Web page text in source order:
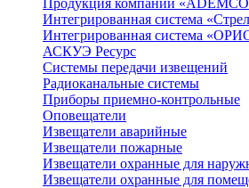
Продукция компании
Интегрированная система
Интегрированная система
АСКУЭ Ресурс
Системы передачи извещений
Радиоканальные системы
Приборы приемно-контрольные
Оповещатели
Извещатели аварийные
Извещатели пожарные
Извещатели охранные для
Извещатели охранные для